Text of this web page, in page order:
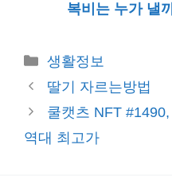
복비는 누가 낼
카
테
리
생활정보
딸기 자르는방법
쿨캣츠 NFT
역대 최고가